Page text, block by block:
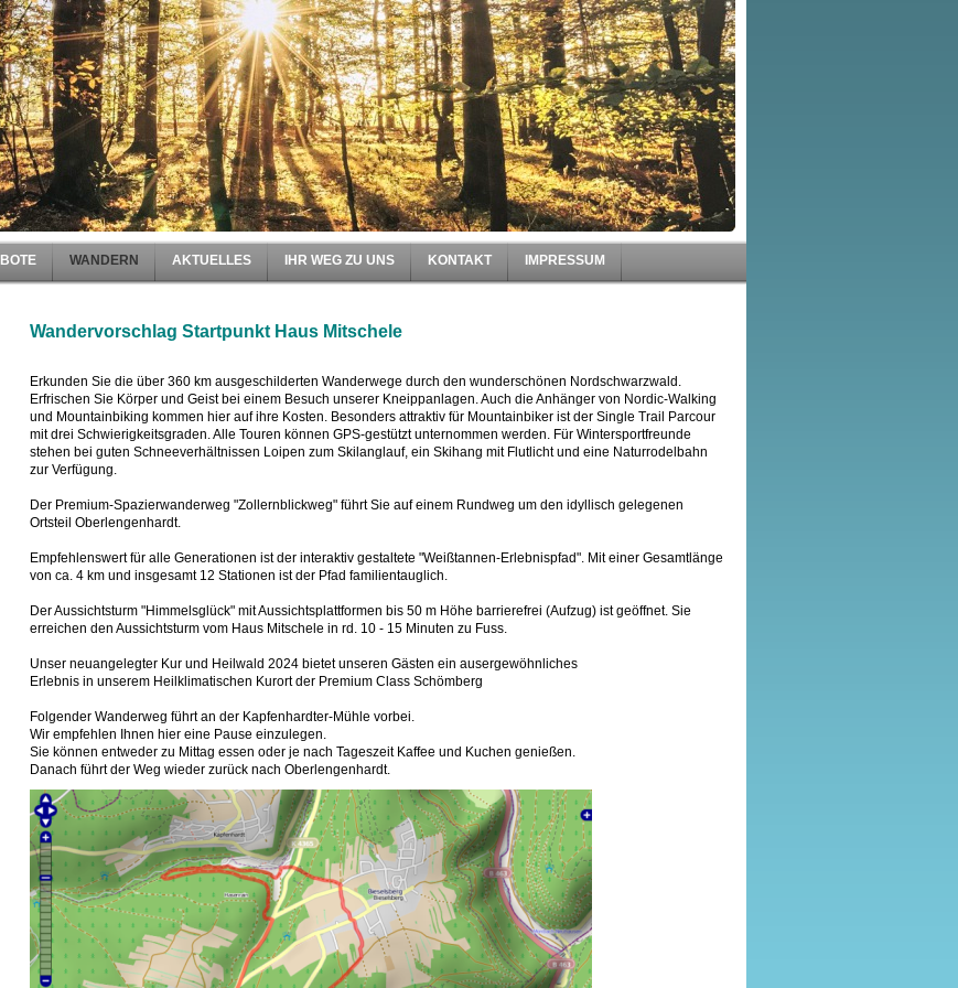
WANDERN AKTUELLES IHR WEG ZU UNS KONTAKT IMPRESSUM
Wandervorschlag Startpunkt Haus Mitschele
Erkunden Sie die über 360 km ausgeschilderten Wanderwege durch den wunderschönen Nordschwarzwald.
Erfrischen Sie Körper und Geist bei einem Besuch unserer Kneippanlagen. Auch die Anhänger von Nordic-Walking
und Mountainbiking kommen hier auf ihre Kosten. Besonders attraktiv für Mountainbiker ist der Single Trail Parcour
mit drei Schwierigkeitsgraden. Alle Touren können GPS-gestützt unternommen werden. Für Wintersportfreunde
stehen bei guten Schneeverhältnissen Loipen zum Skilanglauf, ein Skihang mit Flutlicht und eine Naturrodelbahn
zur Verfügung.
Der Premium-Spazierwanderweg "Zollernblickweg" führt Sie auf einem Rundweg um den idyllisch gelegenen
Ortsteil Oberlengenhardt.
Empfehlenswert für alle Generationen ist der interaktiv gestaltete "Weißtannen-Erlebnispfad". Mit einer Gesamtlänge
von ca. 4 km und insgesamt 12 Stationen ist der Pfad familientauglich.
Der Aussichtsturm "Himmelsglück" mit Aussichtsplattformen bis 50 m Höhe barrierefrei (Aufzug) ist geöffnet. Sie
erreichen den Aussichtsturm vom Haus Mitschele in rd. 10 - 15 Minuten zu Fuss.
Unser neuangelegter Kur und Heilwald 2024 bietet unseren Gästen ein ausergewöhnliches
Erlebnis in unserem Heilklimatischen Kurort der Premium Class Schömberg
Folgender Wanderweg führt an der Kapfenhardter-Mühle vorbei.
Wir empfehlen Ihnen hier eine Pause einzulegen.
Sie können entweder zu Mittag essen oder je nach Tageszeit Kaffee und Kuchen genießen.
Danach führt der Weg wieder zurück nach Oberlengenhardt.